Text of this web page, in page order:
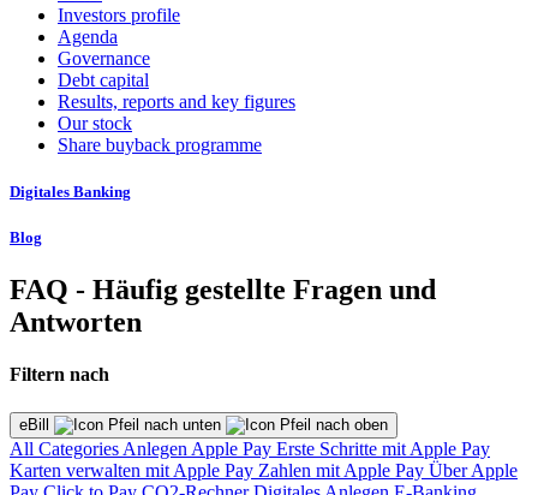
Investors profile
Agenda
Governance
Debt capital
Results, reports and key figures
Our stock
Share buyback programme
Digitales Banking
Blog
FAQ - Häufig gestellte Fragen und
Antworten
Filtern nach
eBill
All Categories Anlegen Apple Pay Erste Schritte mit Apple Pay
Karten verwalten mit Apple Pay Zahlen mit Apple Pay Über Apple